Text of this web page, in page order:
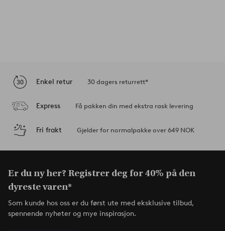
Enkel retur 30 dagers returrett*
Express Få pakken din med ekstra rask levering
Fri frakt Gjelder for normalpakke over 649 NOK
Er du ny her? Registrer deg for 40% på den
dyreste varen*
Som kunde hos oss er du først ute med eksklusive tilbud,
spennende nyheter og mye inspirasjon.